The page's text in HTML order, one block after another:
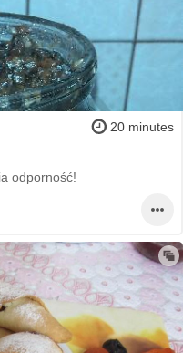
20 minutes
odporność!